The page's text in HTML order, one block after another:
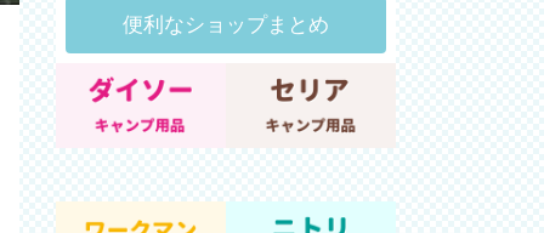
便利なショップまとめ